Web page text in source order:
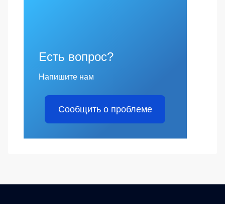
Есть вопрос?
Напишите нам
Сообщить о проблеме